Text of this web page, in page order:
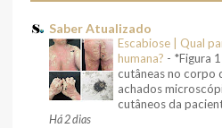
Saber Atualizado
Escabiose | Qual
humana? - *Figura
cutâneas no corpo
achados
cutâneos da
Há 2 dias